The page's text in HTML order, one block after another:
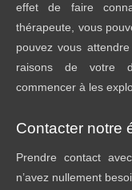
effet de faire
thérapeute, vous
pouvez vous
raisons de votre
commencer à les
Contacter notre
Prendre contact
n’avez nullement